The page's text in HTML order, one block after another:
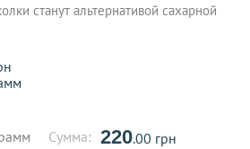
станут альтернативой сахарной
Сумма: 220.00 грн